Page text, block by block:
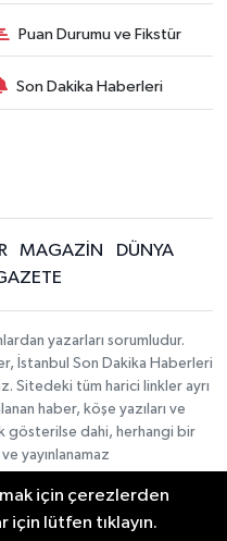
Puan Durumu ve Fikstür
Son Dakika Haberleri
MAGAZİN
DÜNYA
yazarları sorumludur.
İstanbul Son Dakika Haberleri
Sitedeki tüm harici linkler ayrı
haber, köşe yazıları ve
gösterilse dahi, herhangi bir
yayınlanamaz
Yazılımı:TE Bilişim|
için çerezlerden
için lütfen tıklayın.